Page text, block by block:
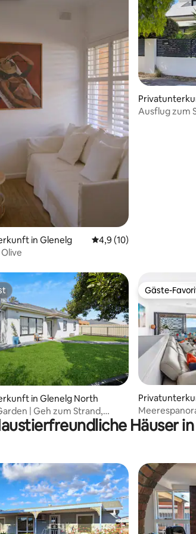
4,91 von 5, 11 Bewertungen
in Glenelg Durchschnittliche
4,9 (10)
Ausflug zum
5 von 5, 3 Bewertungen
in Glenelg North
| Geh zum Strand,
Gäste-
Gäste-
each
Häuser